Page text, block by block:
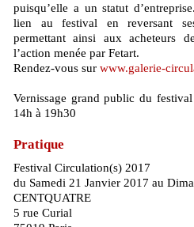
puisqu’elle a un statut
lien au festival en reversant
permettant ainsi aux acheteurs
l’action menée par Fetart.
Rendez-vous sur www.galerie-
Vernissage grand public du
14h à 19h30
Pratique
Festival Circulation(s) 2017
du Samedi 21 Janvier 2017 au
CENTQUATRE
5 rue Curial